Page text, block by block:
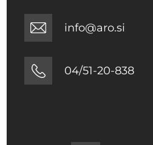
info@aro.si
04/51-20-838